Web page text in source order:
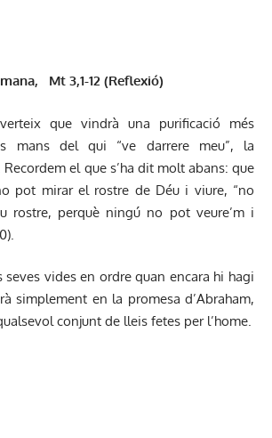
Mt 3,1-12 (Reflexió)
que vindrà una purificació més
mans del qui “ve darrere meu”, la
el que s’ha dit molt abans: que
pot mirar el rostre de Déu i viure, “no
rostre, perquè ningú no pot veure’m i
seves vides en ordre quan encara hi hagi
simplement en la promesa d’Abraham,
conjunt de lleis fetes per l’home.